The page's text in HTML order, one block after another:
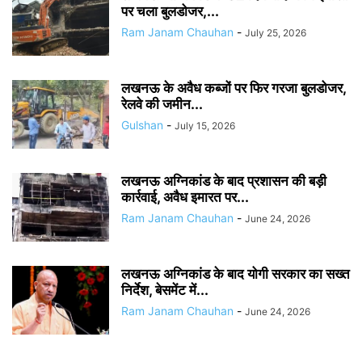
पर चला बुलडोजर,...
Ram Janam Chauhan - July 25, 2026
लखनऊ के अवैध कब्जों पर फिर गरजा बुलडोजर,
रेलवे की जमीन...
Gulshan - July 15, 2026
लखनऊ अग्निकांड के बाद प्रशासन की बड़ी
कार्रवाई, अवैध इमारत पर...
Ram Janam Chauhan - June 24, 2026
लखनऊ अग्निकांड के बाद योगी सरकार का सख्त
निर्देश, बेसमेंट में...
Ram Janam Chauhan - June 24, 2026